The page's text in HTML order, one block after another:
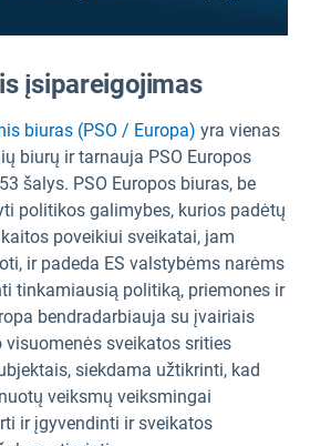
įsipareigojimas
biuras (PSO / Europa) yra vienas
biurų ir tarnauja PSO Europos
šalys. PSO Europos biuras, be
politikos galimybes, kurios padėtų
poveikiui sveikatai, jam
ir padeda ES valstybėms narėms
tinkamiausią politiką, priemones ir
bendradarbiauja su įvairiais
visuomenės sveikatos srities
siekdama užtikrinti, kad
veiksmų veiksmingai
ir įgyvendinti ir sveikatos